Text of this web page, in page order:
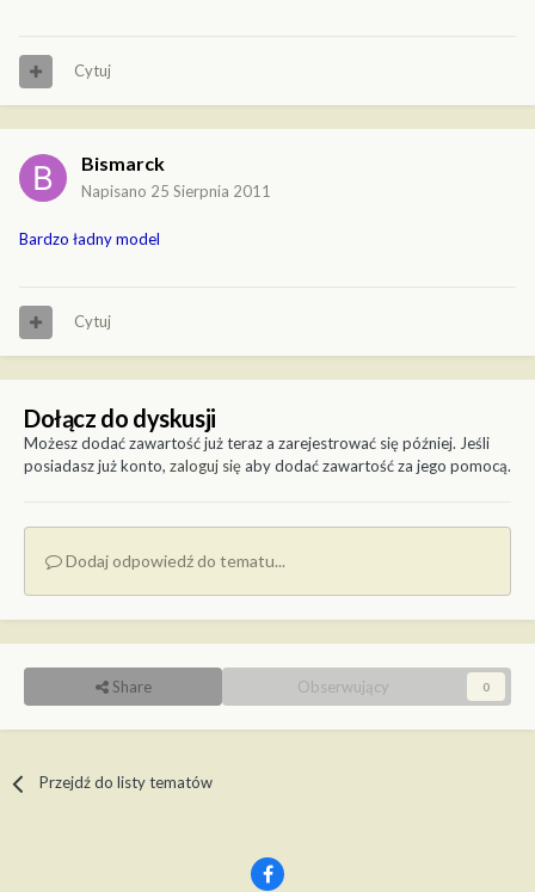
Cytuj
Bismarck
Napisano 25 Sierpnia 2011
Bardzo ładny model
Cytuj
Dołącz do dyskusji
Możesz dodać zawartość już teraz a zarejestrować się później. Jeśli
posiadasz już konto, zaloguj sięaby dodać zawartość za jego pomocą.
Dodaj odpowiedź do tematu...
Share Obserwujący 0
Przejdź do listy tematów